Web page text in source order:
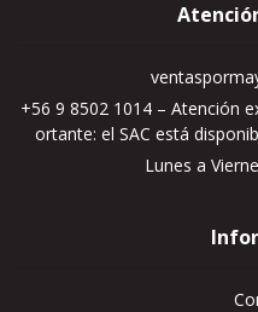
+56 9 8502 1014 – Atención
ortante: el SAC está
Lunes a